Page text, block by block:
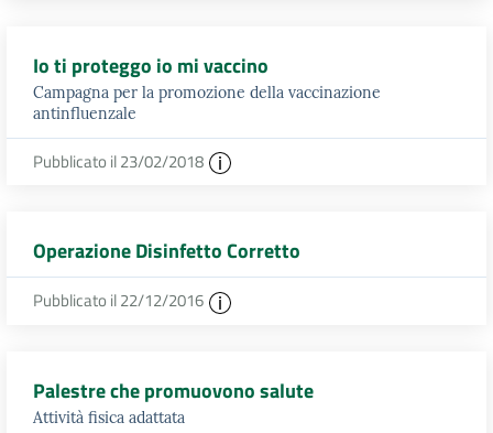
Io ti proteggo io mi vaccino
Campagna per la promozione della vaccinazione
antinfluenzale
Pubblicato il 23/02/2018
Operazione Disinfetto Corretto
Pubblicato il 22/12/2016
Palestre che promuovono salute
Attività fisica adattata